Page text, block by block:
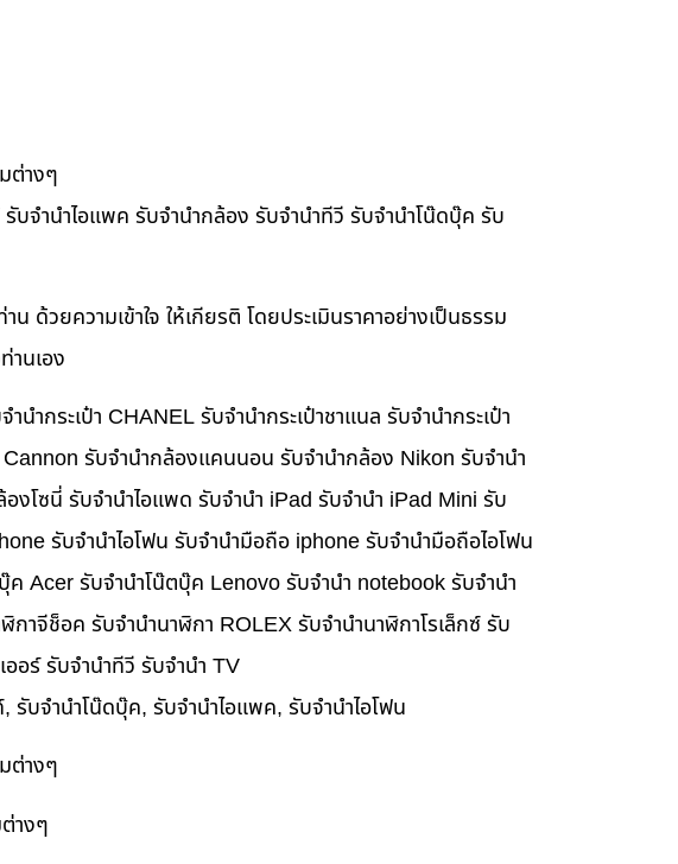
ต่างๆ
จำนำไอแพค รับจำนำกล้อง รับจำนำทีวี รับจำนำโน๊ดบุ๊ค รับ
ด้วยความเข้าใจ ให้เกียรติ โดยประเมินราคาอย่างเป็นธรรม
านเอง
ำกระเป๋า CHANEL รับจำนำกระเป๋าชาแนล รับจำนำกระเป๋า
รับจำนำกล้องแคนนอน รับจำนำกล้อง Nikon รับจำนำ
โซนี่ รับจำนำไอแพด รับจำนำ iPad รับจำนำ iPad Mini รับ
รับจำนำไอโฟน รับจำนำมือถือ iphone รับจำนำมือถือไอโฟน
Acer รับจำนำโน๊ตบุ๊ค Lenovo รับจำนำ notebook รับจำนำ
าจีช็อค รับจำนำนาฬิกา ROLEX รับจำนำนาฬิกาโรเล็กซ์ รับ
อร์ รับจำนำทีวี รับจำนำ TV
บจำนำโน๊ดบุ๊ค, รับจำนำไอแพค, รับจำนำไอโฟน
ต่างๆ
างๆ